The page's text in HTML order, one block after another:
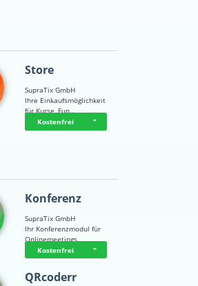
Store
SupraTix GmbH
Ihre Einkaufsmöglichkeit
für Kurse, Fun…
Kostenfrei
Konferenz
SupraTix GmbH
Ihr Konferenzmodul für
Onlinemeetings
Kostenfrei
QRcoderr